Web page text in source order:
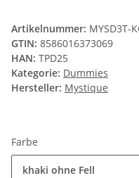
Artikelnummer: MYSD3T-
GTIN: 8586016373069
HAN: TPD25
Kategorie: Dummies
Hersteller: Mystique
Farbe
khaki ohne Fell